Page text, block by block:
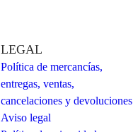
LEGAL
Política de mercancías,
entregas, ventas,
cancelaciones y devoluciones
Aviso legal